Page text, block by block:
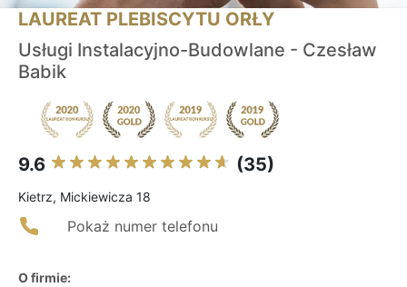
LAUREAT PLEBISCYTU ORŁY
Usługi Instalacyjno-Budowlane - Czesław
Babik
9.6 (35)
Kietrz, Mickiewicza 18
Pokaż numer telefonu
O firmie: